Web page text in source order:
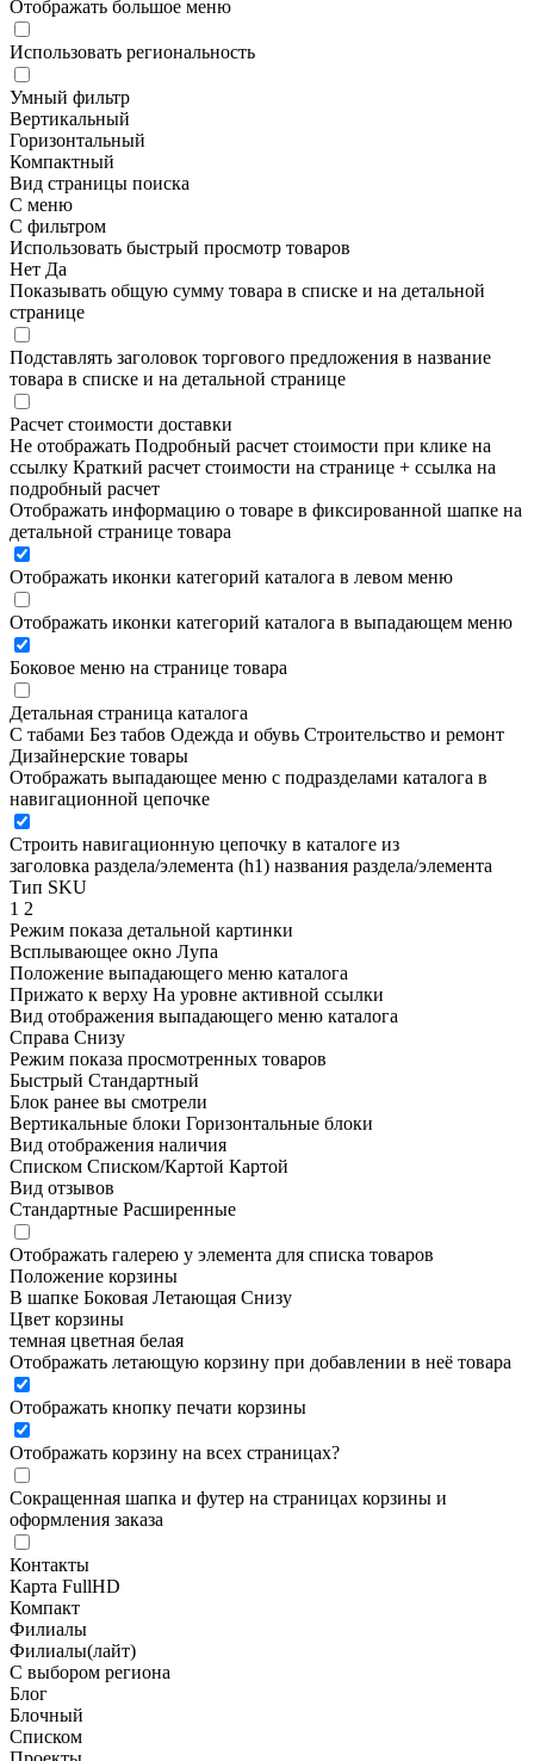
Отображать большое меню
Использовать региональность
Умный фильтр
Вертикальный
Горизонтальный
Компактный
Вид страницы поиска
С меню
С фильтром
Использовать быстрый просмотр товаров
Нет Да
Показывать общую сумму товара в списке и на детальной
странице
Подставлять заголовок торгового предложения в название
товара в списке и на детальной странице
Расчет стоимости доставки
Не отображать Подробный расчет стоимости при клике на
ссылку Краткий расчет стоимости на странице + ссылка на
подробный расчет
Отображать информацию о товаре в фиксированной шапке на
детальной странице товара
Отображать иконки категорий каталога в левом меню
Отображать иконки категорий каталога в выпадающем меню
Боковое меню на странице товара
Детальная страница каталога
С табами Без табов Одежда и обувь Строительство и ремонт
Дизайнерские товары
Отображать выпадающее меню с подразделами каталога в
навигационной цепочке
Строить навигационную цепочку в каталоге из
заголовка раздела/элемента (h1) названия раздела/элемента
Тип SKU
1 2
Режим показа детальной картинки
Всплывающее окно Лупа
Положение выпадающего меню каталога
Прижато к верху На уровне активной ссылки
Вид отображения выпадающего меню каталога
Справа Снизу
Режим показа просмотренных товаров
Быстрый Стандартный
Блок ранее вы смотрели
Вертикальные блоки Горизонтальные блоки
Вид отображения наличия
Списком Списком/Картой Картой
Вид отзывов
Стандартные Расширенные
Отображать галерею у элемента для списка товаров
Положение корзины
В шапке Боковая Летающая Снизу
Цвет корзины
темная цветная белая
Отображать летающую корзину при добавлении в неё товара
Отображать кнопку печати корзины
Отображать корзину на всех страницах?
Сокращенная шапка и футер на страницах корзины и
оформления заказа
Контакты
Карта FullHD
Компакт
Филиалы
Филиалы(лайт)
С выбором региона
Блог
Блочный
Списком